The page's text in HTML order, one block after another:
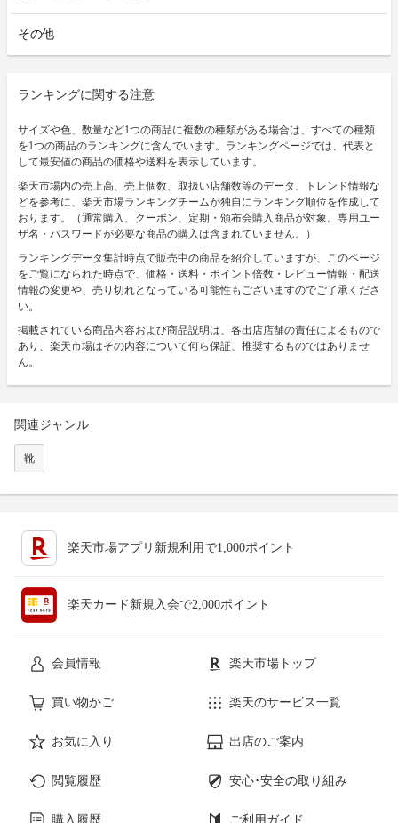
その他
ランキングに関する注意
サイズや色、数量など1つの商品に複数の種類がある場合は、すべての種類
を1つの商品のランキングに含んでいます。ランキングページでは、代表と
して最安値の商品の価格や送料を表示しています。
楽天市場内の売上高、売上個数、取扱い店舗数等のデータ、トレンド情報な
どを参考に、楽天市場ランキングチームが独自にランキング順位を作成して
おります。（通常購入、クーポン、定期・頒布会購入商品が対象。専用ユー
ザ名・パスワードが必要な商品の購入は含まれていません。）
ランキングデータ集計時点で販売中の商品を紹介していますが、このページ
をご覧になられた時点で、価格・送料・ポイント倍数・レビュー情報・配送
情報の変更や、売り切れとなっている可能性もございますのでご了承くださ
い。
掲載されている商品内容および商品説明は、各出店店舗の責任によるもので
あり、楽天市場はその内容について何ら保証、推奨するものではありませ
ん。
関連ジャンル
靴
楽天市場アプリ新規利用で1,000ポイント
楽天カード新規入会で2,000ポイント
会員情報 楽天市場トップ
買い物かご 楽天のサービス一覧
お気に入り 出店のご案内
閲覧履歴 安心･安全の取り組み
購入履歴 ご利用ガイド